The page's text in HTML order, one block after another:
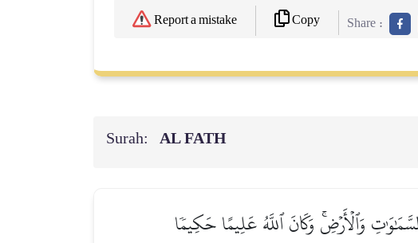
Report a mistake Copy Share :
Surah: AL FATH
وَٱلۡأَرۡضِۚ وَكَانَ ٱللَّهُ عَلِيمًا حَكِيمٗا